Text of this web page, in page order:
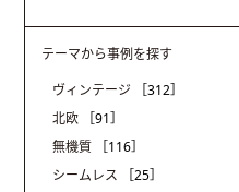
テーマから事例を探す
ヴィンテージ
［312］
北欧
［91］
無機質
［116］
シームレス
［25］